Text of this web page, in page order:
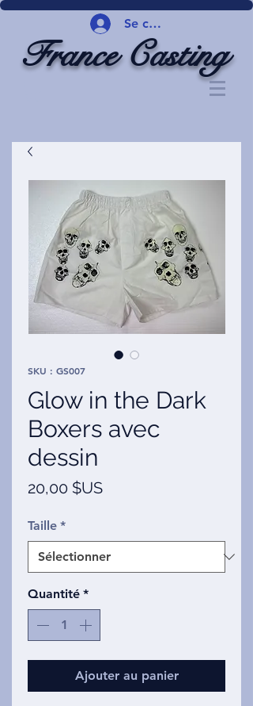
Se connecter
France Casting
SKU : GS007
Glow in the Dark
Boxers avec
dessin
20,00 $USPrix
Taille *
Quantité *
Ajouter au panier